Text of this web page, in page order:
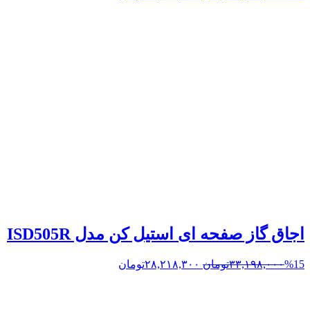
اجاق گاز صفحه ای استیل کن مدل ISD505R
%15۳۳,۱۹۸,۰۰۰تومان ۲۸,۲۱۸,۳۰۰تومان